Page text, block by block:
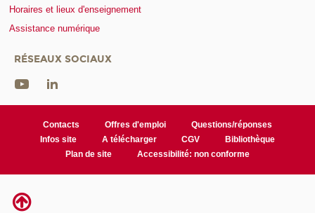
Horaires et lieux d'enseignement
Assistance numérique
RÉSEAUX SOCIAUX
Contacts Offres d'emploi
Questions/réponses
Infos site
A télécharger CGV
Bibliothèque
Plan de site
Accessibilité: non conforme